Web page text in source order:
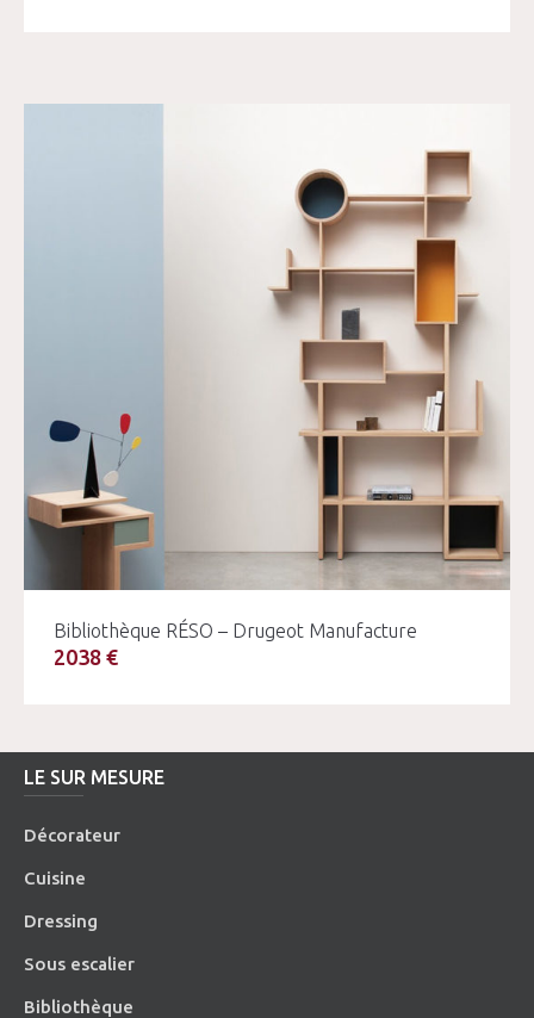
Bibliothèque RÉSO – Drugeot Manufacture
2038 €
LE SUR MESURE
Décorateur
Cuisine
Dressing
Sous escalier
Bibliothèque